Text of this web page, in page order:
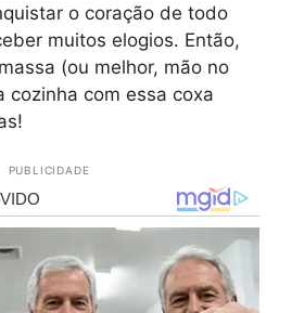
o coração de todo
muitos elogios. Então,
(ou melhor, mão no
cozinha com essa coxa
PUBLICIDADE